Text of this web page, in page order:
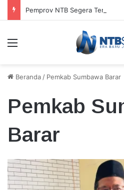
Menu
Beranda / Pemkab Sumbawa Barar
Pemkab
Barar